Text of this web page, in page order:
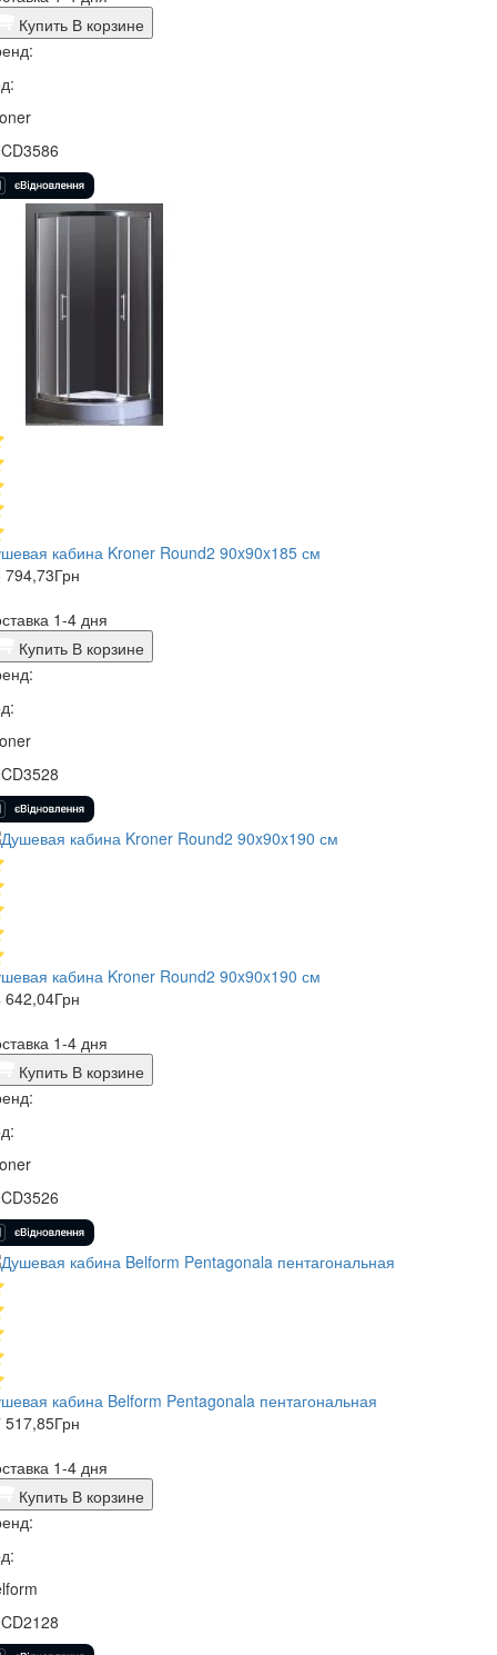
Купить В корзине
кабина Kroner Round2 90x90x185 см
794,73Грн
1-4 дня
Купить В корзине
кабина Kroner Round2 90x90x190 см
642,04Грн
1-4 дня
Купить В корзине
кабина Belform Pentagonala пентагональная
517,85Грн
1-4 дня
Купить В корзине